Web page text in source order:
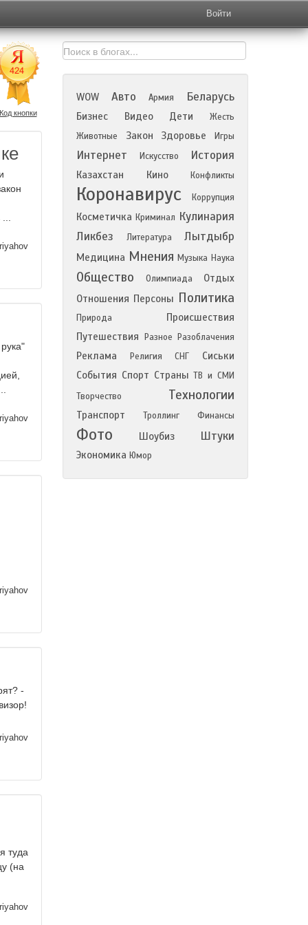
Войти
Код кнопки
-
туда
(на
WOW Авто Армия Беларусь
Бизнес Видео Дети
Жесть
Животные
Закон Здоровье Игры
Интернет Искусство История
Казахстан Кино Конфликты
Коронавирус Коррупция
Косметичка Криминал Кулинария
Ликбез
Литература Лытдыбр
Медицина Мнения Музыка Наука
Общество Олимпиада
Отдых
Отношения Персоны Политика
Природа
Происшествия
Путешествия
Разное Разоблачения
Реклама Религия СНГ
Сиськи
События Спорт Страны ТВ и СМИ
Творчество
Технологии
Транспорт Троллинг Финансы
Фото Шоубиз Штуки
Экономика Юмор